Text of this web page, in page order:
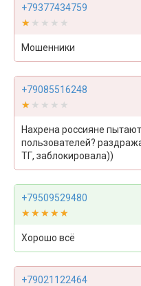
+79377434759
★★★★★
★★★★★
Мошенники
+79085516248
★★★★★
★★★★★
Нахрена россияне
пользователей?
ТГ, заблокировала))
+79509529480
★★★★★
★★★★★
Хорошо всё
+79021122464